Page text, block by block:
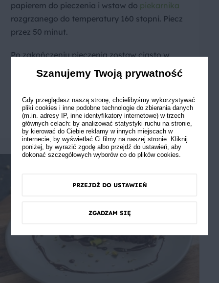
papierem do pieczenia i wstaw do piekarnika
rozgrzanego do temperatury 160 stopni. Piecz
przez 50 minut.
Po zakończeniu pieczenia zostaw ciasto w
piekarniku z uchylonymi drzwiami na minimum
15 minut. Następnie wyjmij je z piekarnika i
nieco stężeje, dzięki temu dużo łatwiej będzie je
pokroić i podać.
Szanujemy Twoją prywatność
Gdy przeglądasz naszą stronę, chcielibyśmy wykorzystywać
pliki cookies i inne podobne technologie do zbierania danych
(m.in. adresy IP, inne identyfikatory internetowe) w trzech
głównych celach: by analizować statystyki ruchu na stronie,
by kierować do Ciebie reklamy w innych miejscach w
internecie, by wyświetlać Ci filmy na naszej stronie. Kliknij
poniżej, by wyrazić zgodę albo przejdź do ustawień, aby
dokonać szczegółowych wyborów co do plików cookies.
PRZEJDŹ DO USTAWIEŃ
ZGADZAM SIĘ